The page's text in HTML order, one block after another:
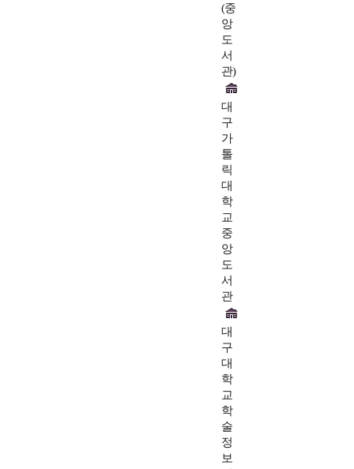
(중
앙
도
서
관)
대
구
가
톨
릭
대
학
교
중
앙
도
서
관
대
구
대
학
교
학
술
정
보